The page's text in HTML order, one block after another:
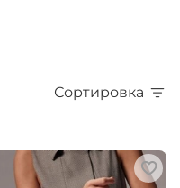
Сортировка